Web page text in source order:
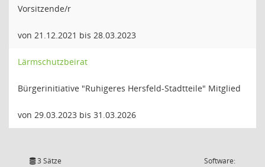
Vorsitzende/r
von 21.12.2021 bis 28.03.2023
Lärmschutzbeirat
Bürgerinitiative "Ruhigeres Hersfeld-Stadtteile" Mitglied
von 29.03.2023 bis 31.03.2026
3 Sätze
Software: